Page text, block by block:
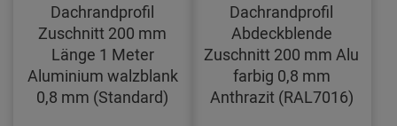
Dachrandprofil
Zuschnitt 200 mm
Länge 1 Meter
Aluminium walzblank
0,8 mm (Standard)
Dachrandprofil
Abdeckblende
Zuschnitt 200 mm Alu
farbig 0,8 mm
Anthrazit (RAL7016)